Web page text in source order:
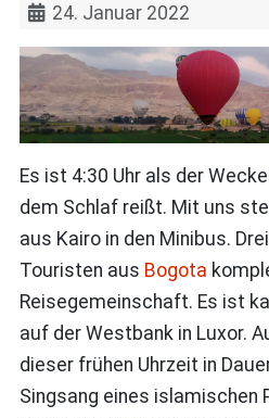
24. Januar 2022
Es ist 4:30 Uhr als der
dem Schlaf reißt. Mit uns
aus Kairo in den Minibus.
Touristen aus Bogota
Reisegemeinschaft. Es ist
auf der Westbank in Luxor.
dieser frühen Uhrzeit in
Singsang eines islamischen